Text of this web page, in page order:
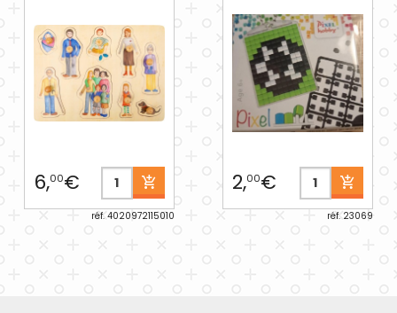
6,00€
réf. 4020972115010
2,00€
réf. 23069